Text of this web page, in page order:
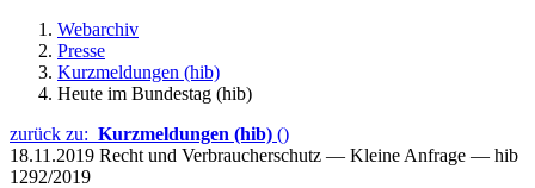
Webarchiv
Presse
Kurzmeldungen (hib)
Heute im Bundestag (hib)
zurück zu: Kurzmeldungen (hib) ()
18.11.2019 Recht und Verbraucherschutz — Kleine Anfrage — hib
1292/2019